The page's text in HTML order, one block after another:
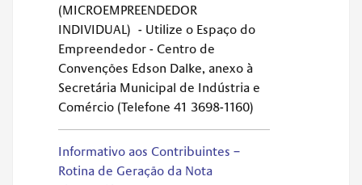
(MICROEMPREENDEDOR
INDIVIDUAL) - Utilize o Espaço do
Empreendedor - Centro de
Convenções Edson Dalke, anexo à
Secretária Municipal de Indústria e
Comércio (Telefone 41 3698-1160)
Informativo aos Contribuintes –
Rotina de Geração da Nota